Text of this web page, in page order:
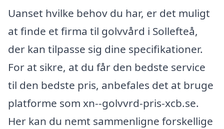
Uanset hvilke behov du har, er det muligt
at finde et firma til golvvård i Sollefteå,
der kan tilpasse sig dine specifikationer.
For at sikre, at du får den bedste service
til den bedste pris, anbefales det at bruge
platforme som xn--golvvrd-pris-xcb.se.
Her kan du nemt sammenligne forskellige